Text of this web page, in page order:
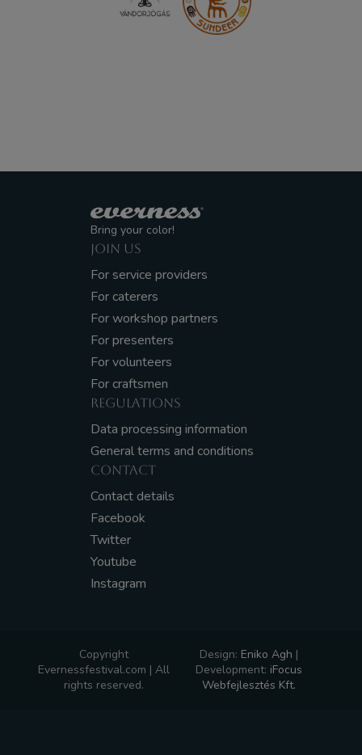
Bring your color!
JOIN US
For service providers
For caterers
For workshop partners
For presenters
For volunteers
For craftsmen
REGULATIONS
Data processing information
General terms and conditions
CONTACT
Contact details
Facebook
Twitter
Youtube
Instagram
Copyright
Evernessfestival.com | All
rights reserved.
Design: Eniko Agh |
Development: iFocus
Webfejlesztés Kft.